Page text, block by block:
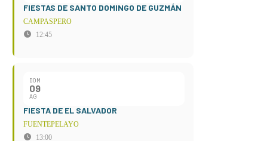
FIESTAS DE SANTO DOMINGO DE GUZMÁN
CAMPASPERO
12:45
DOM
09
AG
FIESTA DE EL SALVADOR
FUENTEPELAYO
13:00